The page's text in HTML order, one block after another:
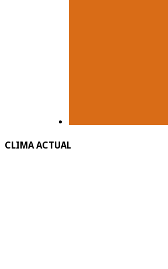
CLIMA ACTUAL